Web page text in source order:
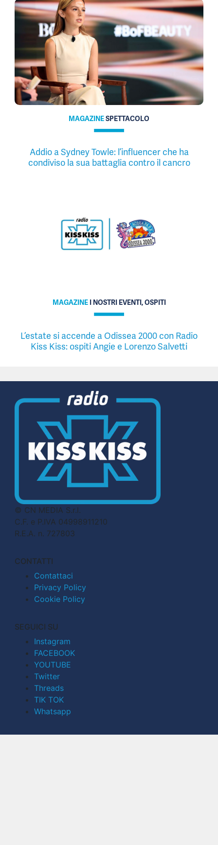
MAGAZINESPETTACOLO
Addio a Sydney Towle: l’influencer che ha
condiviso la sua battaglia contro il cancro
MAGAZINE I NOSTRI EVENTI, OSPITI
L’estate si accende a Odissea 2000 con Radio
Kiss Kiss: ospiti Angie e Lorenzo Salvetti
© CN MEDIA S.r.l.
C.F. e P.IVA 04998911210
R.E.A. n. 727803
CONTATTI
Contattaci
Privacy Policy
Cookie Policy
SEGUICI SU
Instagram
FACEBOOK
YOUTUBE
Twitter
Threads
TIK TOK
Whatsapp